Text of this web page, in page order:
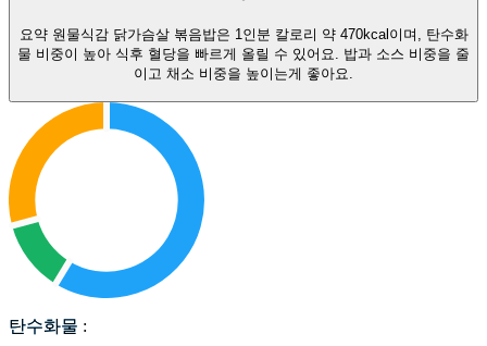
요약 원물식감 닭가슴살 볶음밥은 1인분 칼로리 약 470kcal이며, 탄수화
물 비중이 높아 식후 혈당을 빠르게 올릴 수 있어요. 밥과 소스 비중을 줄
이고 채소 비중을 높이는게 좋아요.
탄수화물
탄수화물 :